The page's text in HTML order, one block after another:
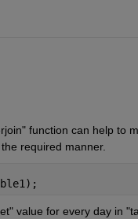
function can help to
required manner.
value for every day in